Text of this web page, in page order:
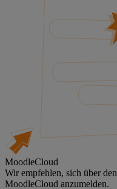
MoodleCloud
Wir empfehlen, sich über
MoodleCloud anzumelden.